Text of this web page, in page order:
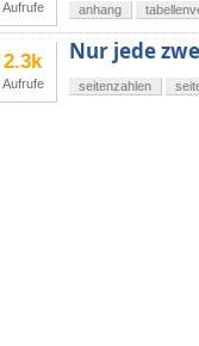
Aufrufe anhang
2.3k
Aufrufe
Nur jede
seitenzahlen